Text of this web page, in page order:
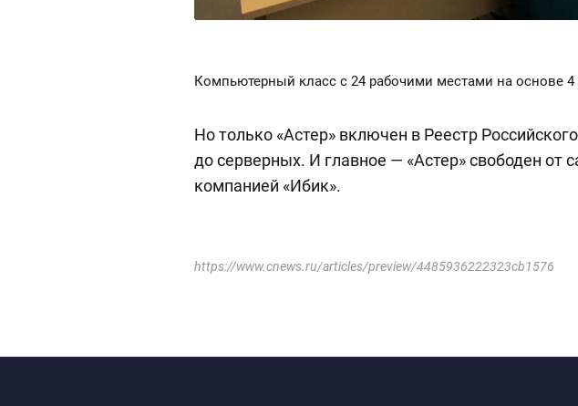
Компьютерный класс с 24 рабочими местами на основе
Но только «Астер» включен в Реестр
до серверных. И главное — «Астер» свободен от
компанией «Ибик».
https://www.cnews.ru/articles/preview/4485936222323cb1576